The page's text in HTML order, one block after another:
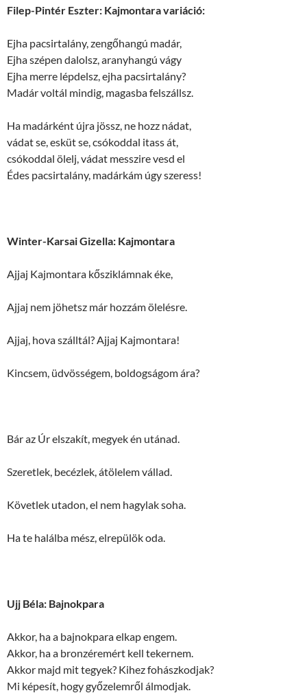
Filep-Pintér Eszter: Kajmontara variáció:
Ejha pacsirtalány, zengőhangú madár,
Ejha szépen dalolsz, aranyhangú vágy
Ejha merre lépdelsz, ejha pacsirtalány?
Madár voltál mindig, magasba felszállsz.
Ha madárként újra jössz, ne hozz nádat,
vádat se, esküt se, csókoddal itass át,
csókoddal ölelj, vádat messzire vesd el
Édes pacsirtalány, madárkám úgy szeress!
Winter-Karsai Gizella: Kajmontara
Ajjaj Kajmontara kősziklámnak éke,
Ajjaj nem jöhetsz már hozzám ölelésre.
Ajjaj, hova szálltál? Ajjaj Kajmontara!
Kincsem, üdvösségem, boldogságom ára?
Bár az Úr elszakít, megyek én utánad.
Szeretlek, becézlek, átölelem vállad.
Követlek utadon, el nem hagylak soha.
Ha te halálba mész, elrepülök oda.
Ujj Béla: Bajnokpara
Akkor, ha a bajnokpara elkap engem.
Akkor, ha a bronzéremért kell tekernem.
Akkor majd mit tegyek? Kihez fohászkodjak?
Mi képesít, hogy győzelemről álmodjak.